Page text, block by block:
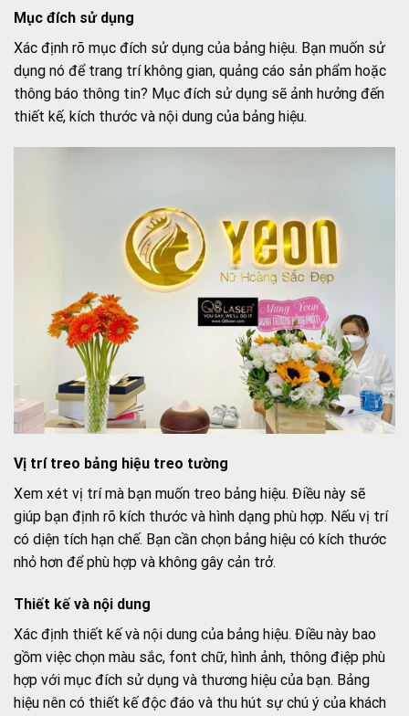
Mục đích sử dụng
Xác định rõ mục đích sử dụng của bảng hiệu. Bạn muốn sử
dụng nó để trang trí không gian, quảng cáo sản phẩm hoặc
thông báo thông tin? Mục đích sử dụng sẽ ảnh hưởng đến
thiết kế, kích thước và nội dung của bảng hiệu.
Vị trí treo bảng hiệu treo tường
Xem xét vị trí mà bạn muốn treo bảng hiệu. Điều này sẽ
giúp bạn định rõ kích thước và hình dạng phù hợp. Nếu vị trí
có diện tích hạn chế. Bạn cần chọn bảng hiệu có kích thước
nhỏ hơn để phù hợp và không gây cản trở.
Thiết kế và nội dung
Xác định thiết kế và nội dung của bảng hiệu. Điều này bao
gồm việc chọn màu sắc, font chữ, hình ảnh, thông điệp phù
hợp với mục đích sử dụng và thương hiệu của bạn. Bảng
hiệu nên có thiết kế độc đáo và thu hút sự chú ý của khách